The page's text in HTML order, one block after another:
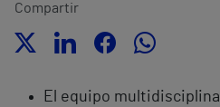
Compartir
El equipo